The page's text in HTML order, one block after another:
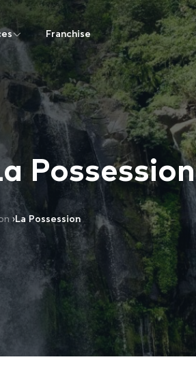
Franchise
Possession
›La Possession